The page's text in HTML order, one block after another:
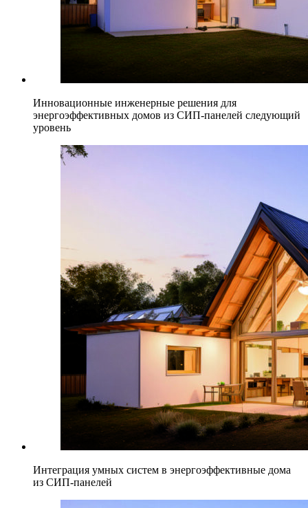
Инновационные инженерные решения для
энергоэффективных домов из СИП-панелей следующий
уровень
Интеграция умных систем в энергоэффективные дома
из СИП-панелей